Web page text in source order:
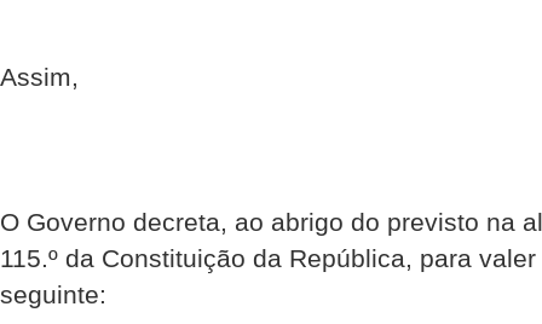
Assim,
O Governo decreta, ao abrigo do previsto na
115.º da Constituição da República, para
seguinte: